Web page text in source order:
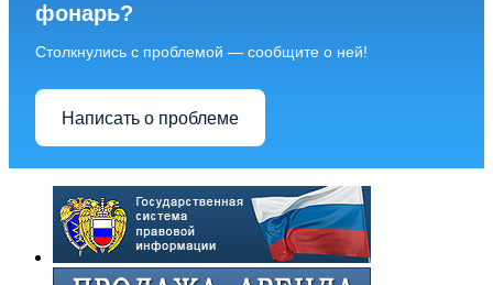
фонарь?
Столкнулись с проблемой — сообщите о ней!
Написать о проблеме